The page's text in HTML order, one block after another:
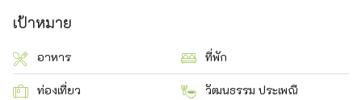
เป้าหมาย
อาหาร ที่พัก
ท่องเที่ยว วัฒนธรรม ประเพณี